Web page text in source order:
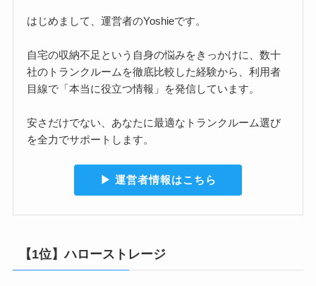
はじめまして、運営者のYoshieです。
自宅の収納不足という自身の悩みをきっかけに、数十
社のトランクルームを徹底比較した経験から、利用者
目線で「本当に役立つ情報」を発信しています。
安さだけでない、あなたに最適なトランクルーム選び
を全力でサポートします。
▶︎ 運営者情報はこちら
【1位】ハローストレージ